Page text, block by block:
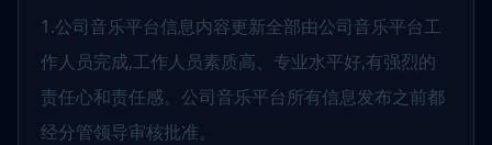
1.公司音乐平台信息内容更新全部由公司音乐平台工
作人员完成,工作人员素质高、专业水平好,有强烈的
责任心和责任感。公司音乐平台所有信息发布之前都
经分管领导审核批准。